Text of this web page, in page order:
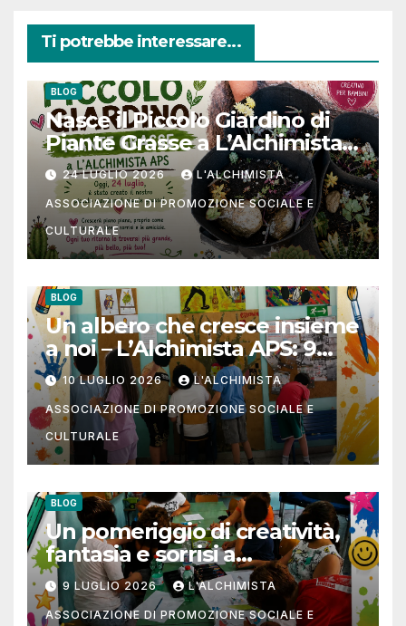
Ti potrebbe interessare...
BLOG
Nasce il Piccolo Giardino di
Piante Grasse a L’Alchimista
APS
24 LUGLIO 2026 L'ALCHIMISTA
ASSOCIAZIONE DI PROMOZIONE SOCIALE E
CULTURALE
BLOG
Un albero che cresce insieme
a noi – L’Alchimista APS: 9
luglio 2026
10 LUGLIO 2026 L'ALCHIMISTA
ASSOCIAZIONE DI PROMOZIONE SOCIALE E
CULTURALE
BLOG
Un pomeriggio di creatività,
fantasia e sorrisi a
L’Alchimista APS
9 LUGLIO 2026 L'ALCHIMISTA
ASSOCIAZIONE DI PROMOZIONE SOCIALE E